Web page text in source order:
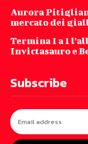
Aurora
mercato dei
Termina 1 a 1
Invictasauro e
Subscribe